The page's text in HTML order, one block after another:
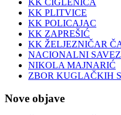
KK PLITVICE
KK POLICAJAC
KK ZAPREŠIĆ
KK ŽELJEZNIČAR
NACIONALNI
NIKOLA MAJNARIĆ
ZBOR KUGLAČKIH
Nove objave